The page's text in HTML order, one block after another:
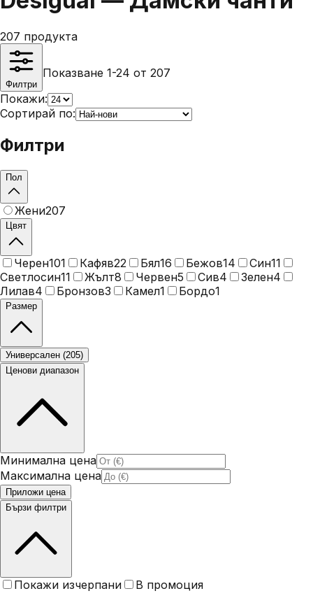
207 продукта
Филтри
Показване 1-24 от 207
Покажи:
Сортирай по:
Филтри
Пол
Жени207
Цвят
Черен101 Кафяв22 Бял16 Бежов14 Син11
Светлосин11 Жълт8 Червен5 Сив4 Зелен4
Лилав4 Бронзов3 Камел1 Бордо1
Размер
Универсален (205)
Ценови диапазон
Минимална цена
Максимална цена
Приложи цена
Бързи филтри
Покажи изчерпани В промоция